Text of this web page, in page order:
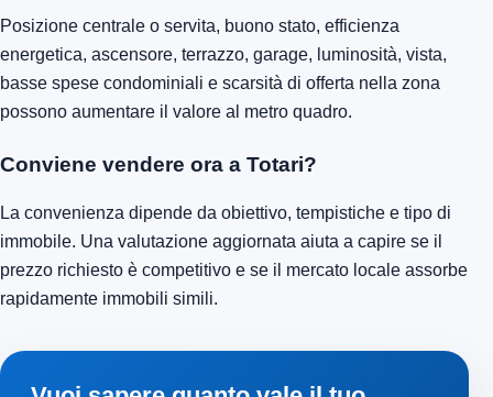
Posizione centrale o servita, buono stato, efficienza
energetica, ascensore, terrazzo, garage, luminosità, vista,
basse spese condominiali e scarsità di offerta nella zona
possono aumentare il valore al metro quadro.
Conviene vendere ora a Totari?
La convenienza dipende da obiettivo, tempistiche e tipo di
immobile. Una valutazione aggiornata aiuta a capire se il
prezzo richiesto è competitivo e se il mercato locale assorbe
rapidamente immobili simili.